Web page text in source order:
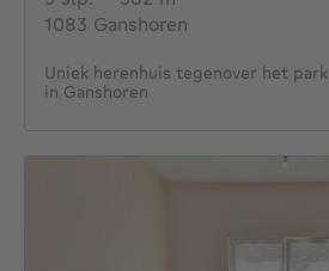
1083 Ganshoren
Uniek herenhuis tegenover het park
in Ganshoren